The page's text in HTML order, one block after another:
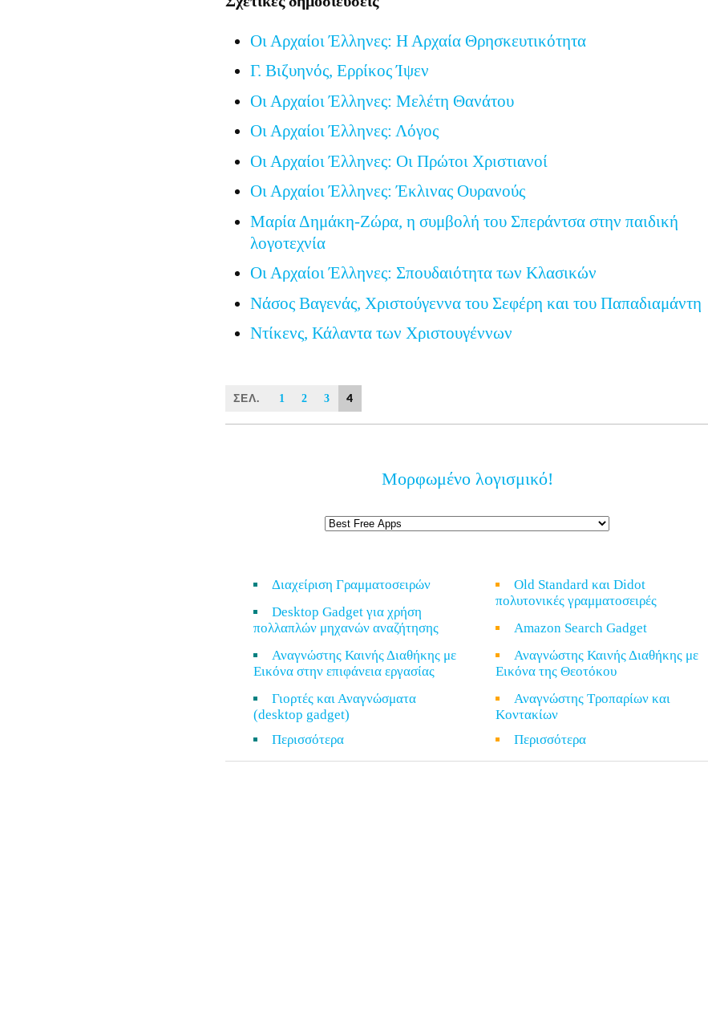
Οι Αρχαίοι Έλληνες: Η Αρχαία Θρησκευτικότητα
Γ. Βιζυηνός, Ερρίκος Ίψεν
Οι Αρχαίοι Έλληνες: Μελέτη Θανάτου
Οι Αρχαίοι Έλληνες: Λόγος
Οι Αρχαίοι Έλληνες: Οι Πρώτοι Χριστιανοί
Οι Αρχαίοι Έλληνες: Έκλινας Ουρανούς
Μαρία Δημάκη-Ζώρα, η συμβολή του Σπεράντσα στην παιδική
λογοτεχνία
Οι Αρχαίοι Έλληνες: Σπουδαιότητα των Κλασικών
Νάσος Βαγενάς, Χριστούγεννα του Σεφέρη και του Παπαδιαμάντη
Ντίκενς, Κάλαντα των Χριστουγέννων
ΣΕΛ. 1 2 3 4
Μορφωμένο λογισμικό!
Διαχείριση Γραμματοσειρών
Desktop Gadget για χρήση
πολλαπλών μηχανών αναζήτησης
Αναγνώστης Καινής Διαθήκης με
Εικόνα στην επιφάνεια εργασίας
Γιορτές και Αναγνώσματα
(desktop gadget)
Περισσότερα
Old Standard και Didot
πολυτονικές γραμματοσειρές
Amazon Search Gadget
Αναγνώστης Καινής Διαθήκης με
Εικόνα της Θεοτόκου
Αναγνώστης Τροπαρίων και
Κοντακίων
Περισσότερα